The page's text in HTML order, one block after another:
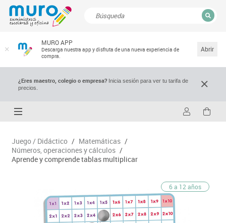
MURO APP
Descarga nuestra app y disfruta de una nueva experiencia de
compra.
Abrir
¿Eres maestro, colegio o empresa?Inicia sesión para ver tu tarifa de
precios.
Juego / Didáctico / Matemáticas /
Números, operaciones y cálculos /
Aprende y comprende tablas multiplicar
6 a 12 años